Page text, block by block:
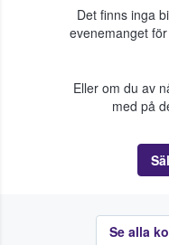
Det finns inga
evenemanget
Eller om du av
med på
Se alla